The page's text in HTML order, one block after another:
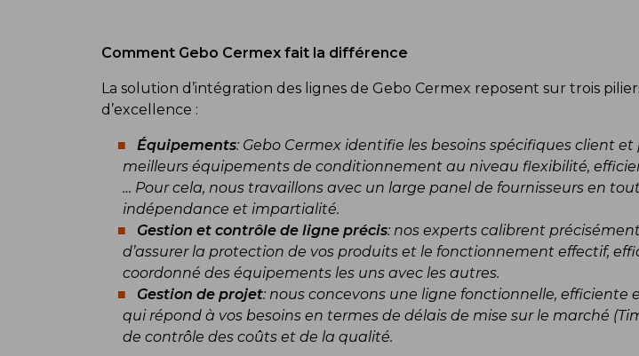
Comment Gebo Cermex fait la différence
La solution d’intégration des lignes de Gebo Cermex reposent sur trois
d’excellence :
Équipements: Gebo Cermex identifie les besoins spécifiques client et
meilleurs équipements de conditionnement au niveau flexibilité,
… Pour cela, nous travaillons avec un large panel de fournisseurs en
indépendance et impartialité.
Gestion et contrôle de ligne précis: nos experts calibrent
d’assurer la protection de vos produits et le fonctionnement effectif,
coordonné des équipements les uns avec les autres.
Gestion de projet: nous concevons une ligne fonctionnelle, efficiente
qui répond à vos besoins en termes de délais de mise sur le marché
de contrôle des coûts et de la qualité.